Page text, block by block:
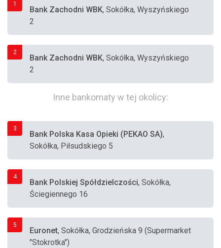
1
Bank Zachodni WBK, Sokółka, Wyszyńskiego
2
2
Bank Zachodni WBK, Sokółka, Wyszyńskiego
2
Inne bankomaty w tej okolicy:
3
Bank Polska Kasa Opieki (PEKAO SA),
Sokółka, Piłsudskiego 5
4
Bank Polskiej Spółdzielczości, Sokółka,
Ściegiennego 16
5
Euronet, Sokółka, Grodzieńska 9 (Supermarket
"Stokrotka")